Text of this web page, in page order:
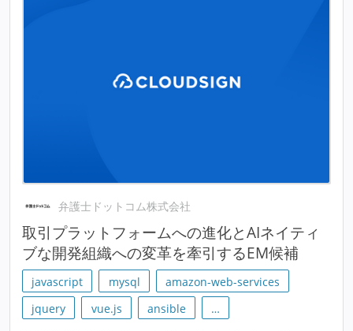
弁護士ドットコム株式会社
取引プラットフォームへの進化とAIネイティ
ブな開発組織への変革を牽引するEM候補
javascript mysql
amazon-web-services
jquery
vue.js ansible …